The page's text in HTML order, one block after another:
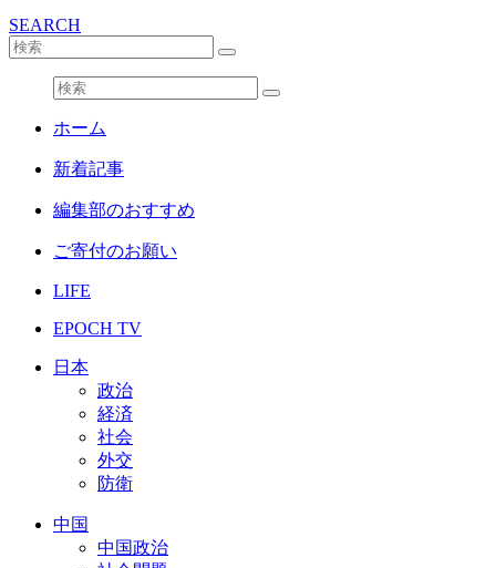
SEARCH
ホーム
新着記事
編集部のおすすめ
ご寄付のお願い
LIFE
EPOCH TV
日本
政治
経済
社会
外交
防衛
中国
中国政治